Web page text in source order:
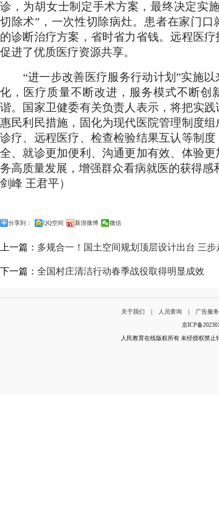
诊，为胡女士制定手术方案，最终决定实
切除术”，一次性切除病灶。患者在家门口
的诊断治疗方案，省时省力省钱。远程医
促进了优质医疗资源共享。
“进一步改善医疗服务行动计划”实施以
化，医疗质量不断改进，服务模式不断创
谐。国家卫健委有关负责人表示，将把实
惠民利民措施，固化为现代医院管理制度
诊疗、远程医疗、检查检验结果互认等制
全、就诊更加便利、沟通更加有效、体验
务高质量发展，增强群众看病就医的获得感
剑峰 王君平）
分享到： QQ空间 新浪微博 微信
上一篇： 多规合一！国土空间规划顶层设计出台 三步
下一篇： 全国村庄清洁行动春季战役取得明显成效
关于我们 人员查询
广告服
京ICP备
人民教育在线版权所有 未经授权禁